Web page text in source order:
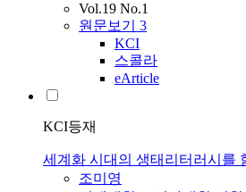
Vol.19 No.1
원문보기 3
KCI
스콜라
eArticle
KCI등재
세계화 시대의 생태리터러시를
조미영